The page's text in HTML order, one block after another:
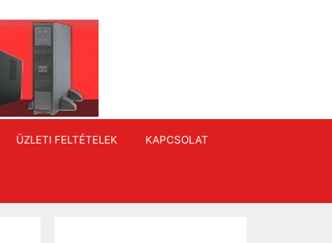
ÜZLETI FELTÉTELEK KAPCSOLAT